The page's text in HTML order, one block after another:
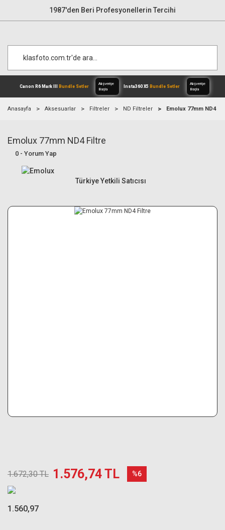
1987'den Beri Profesyonellerin Tercihi
Canon R6 Mark IIIBundle Setler
Anasayfa Aksesuarlar Filtreler ND Filtreler Emolux 77mm ND4
Emolux 77mm ND4 Filtre
0 - Yorum Yap
Türkiye Yetkili Satıcısı
1.672,30 TL 1.576,74 TL %6
1.560,97